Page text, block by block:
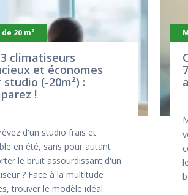
20 m²
climatiseurs
et économes
studio (-20m²) :
!
d'un studio frais et
en été, sans pour autant
le bruit assourdissant d'un
? Face à la multitude
trouver le modèle idéal